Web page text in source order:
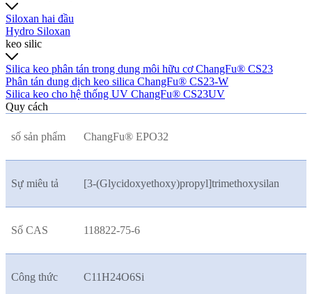
Siloxan hai đầu
Hydro Siloxan
keo silic
Silica keo phân tán trong dung môi hữu cơ ChangFu® CS23
Phân tán dung dịch keo silica ChangFu® CS23-W
Silica keo cho hệ thống UV ChangFu® CS23UV
Quy cách
số sản phẩm ChangFu® EPO32
Sự miêu tả [3-(Glycidoxyethoxy)propyl]trimethoxysilan
Số CAS 118822-75-6
Công thức C11H24O6Si